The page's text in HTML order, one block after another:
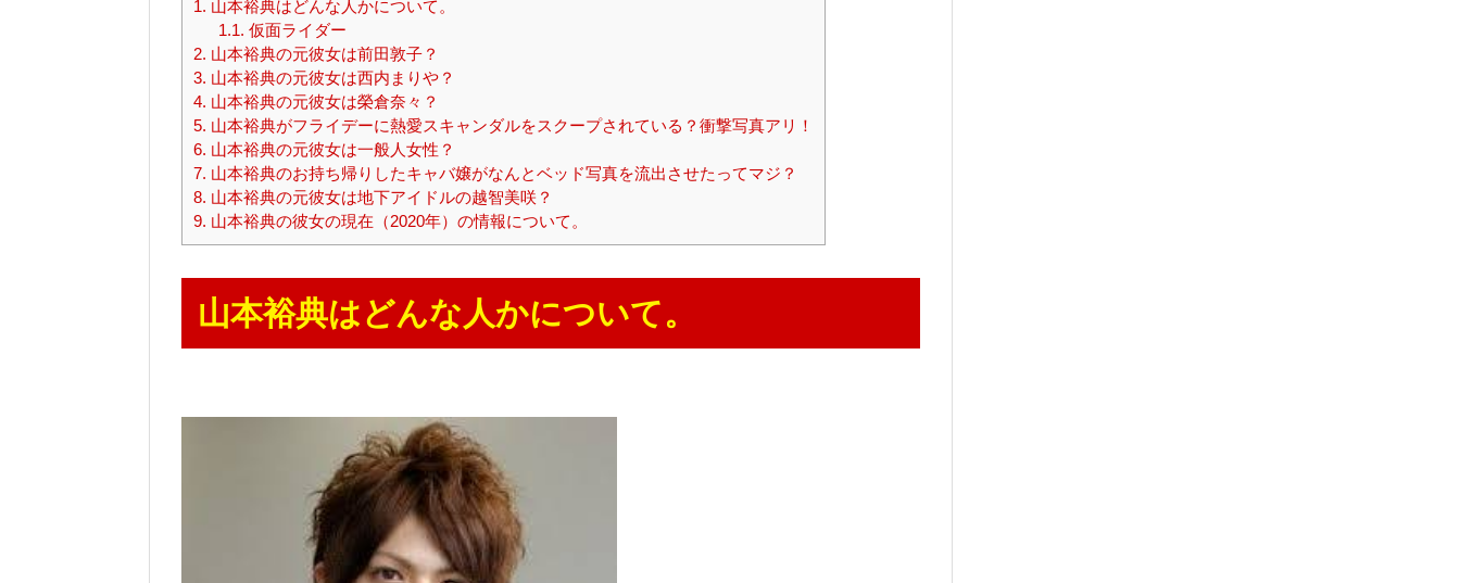
1. 山本裕典はどんな人かについて。
1.1. 仮面ライダー
2. 山本裕典の元彼女は前田敦子？
3. 山本裕典の元彼女は西内まりや？
4. 山本裕典の元彼女は榮倉奈々？
5. 山本裕典がフライデーに熱愛スキャンダルをスクープされている？衝撃写真アリ！
6. 山本裕典の元彼女は一般人女性？
7. 山本裕典のお持ち帰りしたキャバ嬢がなんとベッド写真を流出させたってマジ？
8. 山本裕典の元彼女は地下アイドルの越智美咲？
9. 山本裕典の彼女の現在（2020年）の情報について。
山本裕典はどんな人かについて。